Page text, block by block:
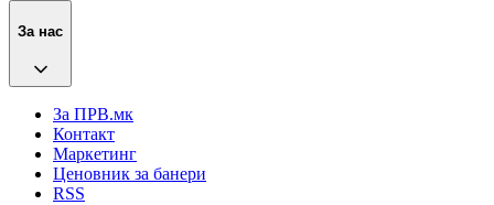
За нас
За ПРВ.мк
Контакт
Маркетинг
Ценовник за банери
RSS